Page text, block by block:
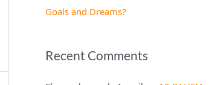
Goals and Dreams?
Recent Comments